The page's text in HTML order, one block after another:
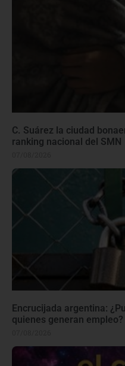
C. Suárez la ciudad
ranking nacional del SMN
Encrucijada argentina:
quienes generan empleo?